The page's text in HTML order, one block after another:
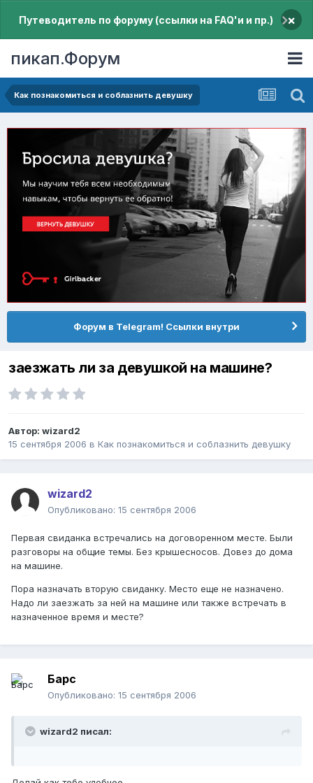
Путеводитель по форуму (ссылки на FAQ'и и пр.) ×
пикап.Форум
Как познакомиться и соблазнить девушку
Форум в Telegram! Ссылки внутри
заезжать ли за девушкой на машине?
Автор: wizard2
15 сентября 2006 в Как познакомиться и соблазнить девушку
wizard2
Опубликовано: 15 сентября 2006
Первая свиданка встречались на договоренном месте. Были
разговоры на общие темы. Без крышесносов. Довез до дома
на машине.
Пора назначать вторую свиданку. Место еще не назначено.
Надо ли заезжать за ней на машине или также встречать в
назначенное время и месте?
Барс
Опубликовано: 15 сентября 2006
wizard2 писал: